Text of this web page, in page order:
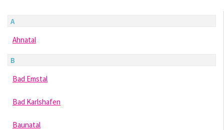
A
Ahnatal
B
Bad Emstal
Bad Karlshafen
Baunatal